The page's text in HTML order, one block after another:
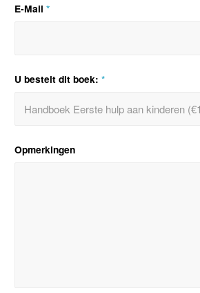
E-Mail*
U bestelt dit boek:*
Opmerkingen